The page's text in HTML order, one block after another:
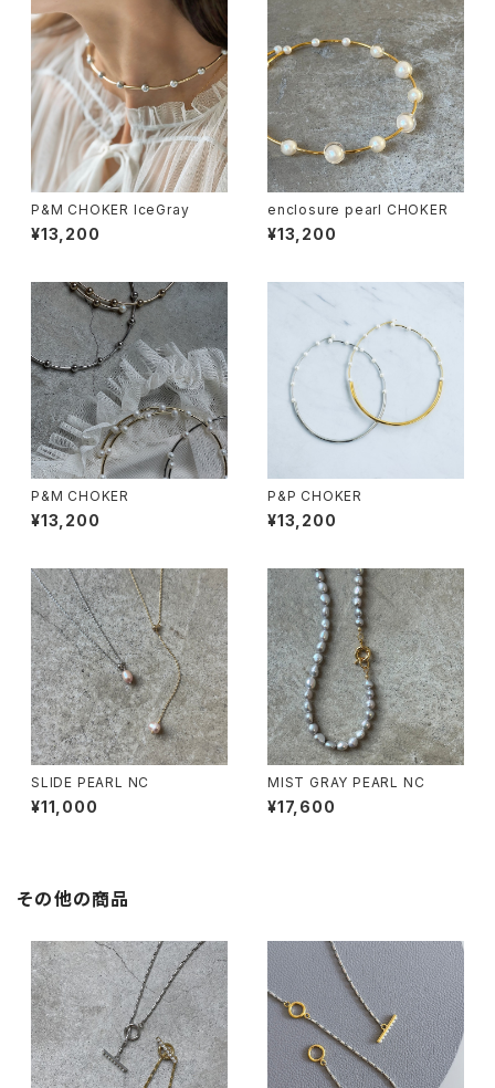
P&M CHOKER IceGray
¥13,200
enclosure pearl CHOKER
¥13,200
P&M CHOKER
¥13,200
P&P CHOKER
¥13,200
SLIDE PEARL NC
¥11,000
MIST GRAY PEARL NC
¥17,600
その他の商品